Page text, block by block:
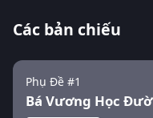
Các bản chiếu
Phụ Đề #1
Bá Vương Học